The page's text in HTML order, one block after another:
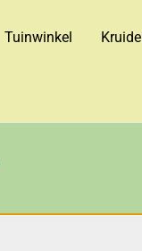
Tuinwinkel